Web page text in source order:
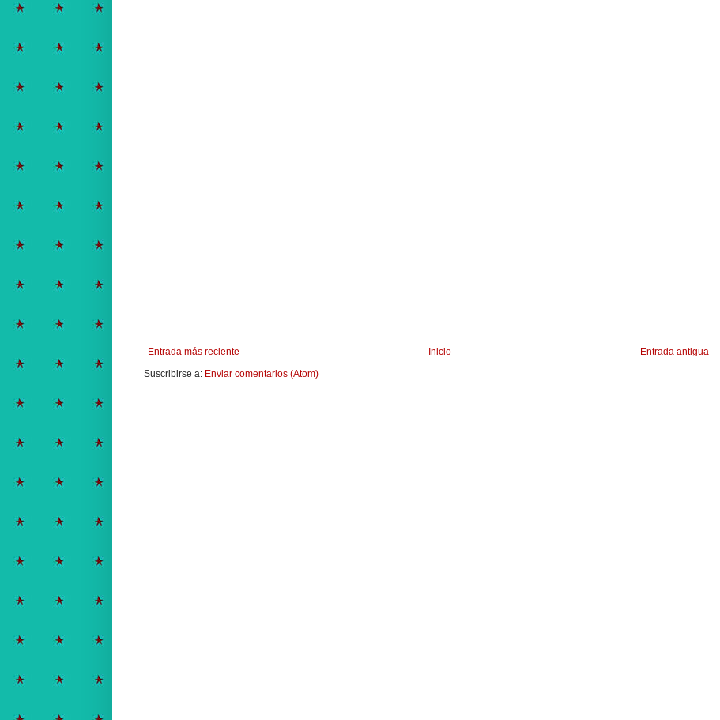
Entrada más reciente Entrada antigua
Inicio
Suscribirse a: Enviar comentarios (Atom)